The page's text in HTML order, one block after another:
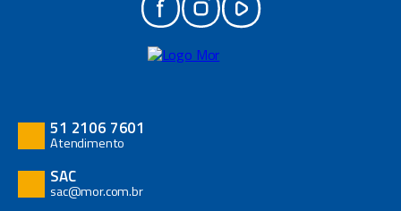
51 2106 7601
Atendimento
SAC
sac@mor.com.br